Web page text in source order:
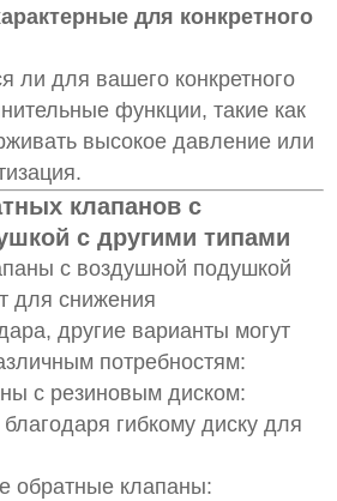
для конкретного
ли для вашего конкретного
функции, такие как
высокое давление или
клапанов с
с другими типами
с воздушной подушкой
для снижения
другие варианты могут
потребностям:
с резиновым диском:
гибкому диску для
обратные клапаны: